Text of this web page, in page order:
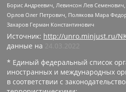
Борис Андреевич, Левинсон Лев
Орлов Олег Петрович, Полякова Мара
Захаров Герман Константинович
Источник: http://unro.minjust.ru/
данные на 24.03.2022
* Единый федеральный список
иностранных и международных
в соответствии с